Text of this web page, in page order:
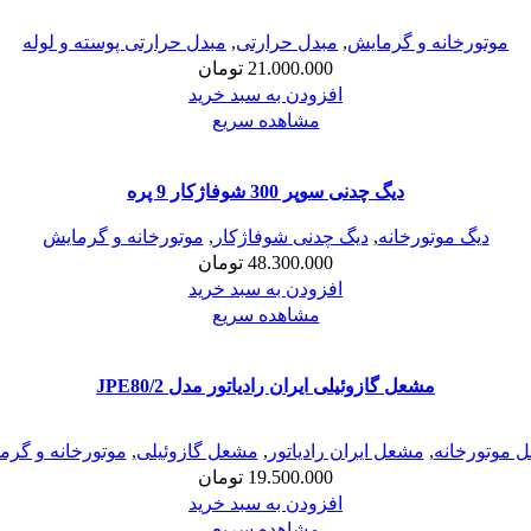
موتورخانه و گرمایش, مبدل حرارتی, مبدل حرارتی پوسته و لوله
21.000.000 تومان
افزودن به سبد خرید
مشاهده سریع
دیگ چدنی سوپر 300 شوفاژکار 9 پره
دیگ موتورخانه,دیگ چدنی شوفاژکار , موتورخانه و گرمایش
48.300.000 تومان
افزودن به سبد خرید
مشاهده سریع
مشعل گازوئیلی ایران رادیاتور مدل JPE80/2
موتورخانه, مشعل ایران رادیاتور , مشعل گازوئیلی, موتورخانه و
19.500.000 تومان
افزودن به سبد خرید